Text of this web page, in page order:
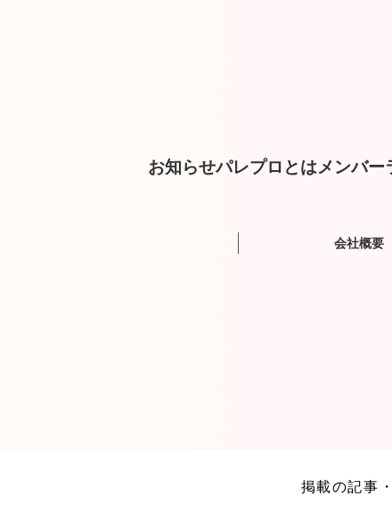
お知らせパレプロとはメンバー
会社概要
掲載の記事